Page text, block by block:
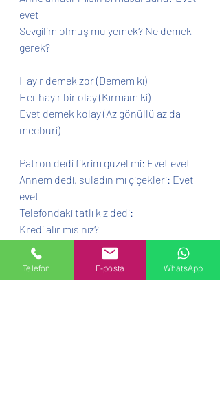
evet
Sevgilim olmuş mu yemek? Ne demek
gerek?
Hayır demek zor (Demem ki)
Her hayır bir olay (Kırmam ki)
Evet demek kolay (Az gönüllü az da
mecburi)
Patron dedi fikrim güzel mi: Evet evet
Annem dedi, suladın mı çiçekleri: Evet
evet
Telefondaki tatlı kız dedi:
Kredi alır mısınız?
Evet evet evet evet, çünkü
Hayır demek zor
Telefon E-posta WhatsApp